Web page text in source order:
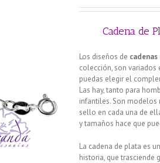
Cadena de
Los diseños de
colección, son variados
puedas elegir el
Las hay, tanto para
infantiles. Son
sello en cada una de
y tamaños hace que
La cadena de plata es
historia, que trasciende